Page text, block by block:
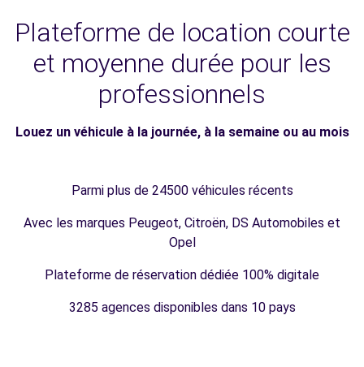
Plateforme de location courte
et moyenne durée pour les
professionnels
Louez un véhicule à la journée, à la semaine ou au mois
Parmi plus de 24500 véhicules récents
Avec les marques Peugeot, Citroën, DS Automobiles et
Opel
Plateforme de réservation dédiée 100% digitale
3285 agences disponibles dans 10 pays